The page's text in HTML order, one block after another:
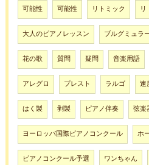
可能性 可能性 リトミック
大人のピアノレッスン ブルグミュラ
花の歌 質問 疑問 音楽用語
アレグロ プレスト ラルゴ 速
はく製 剥製 ピアノ伴奏 弦楽
ヨーロッパ国際ピアノコンクール ホ
ピアノコンクール予選 ワンちゃん